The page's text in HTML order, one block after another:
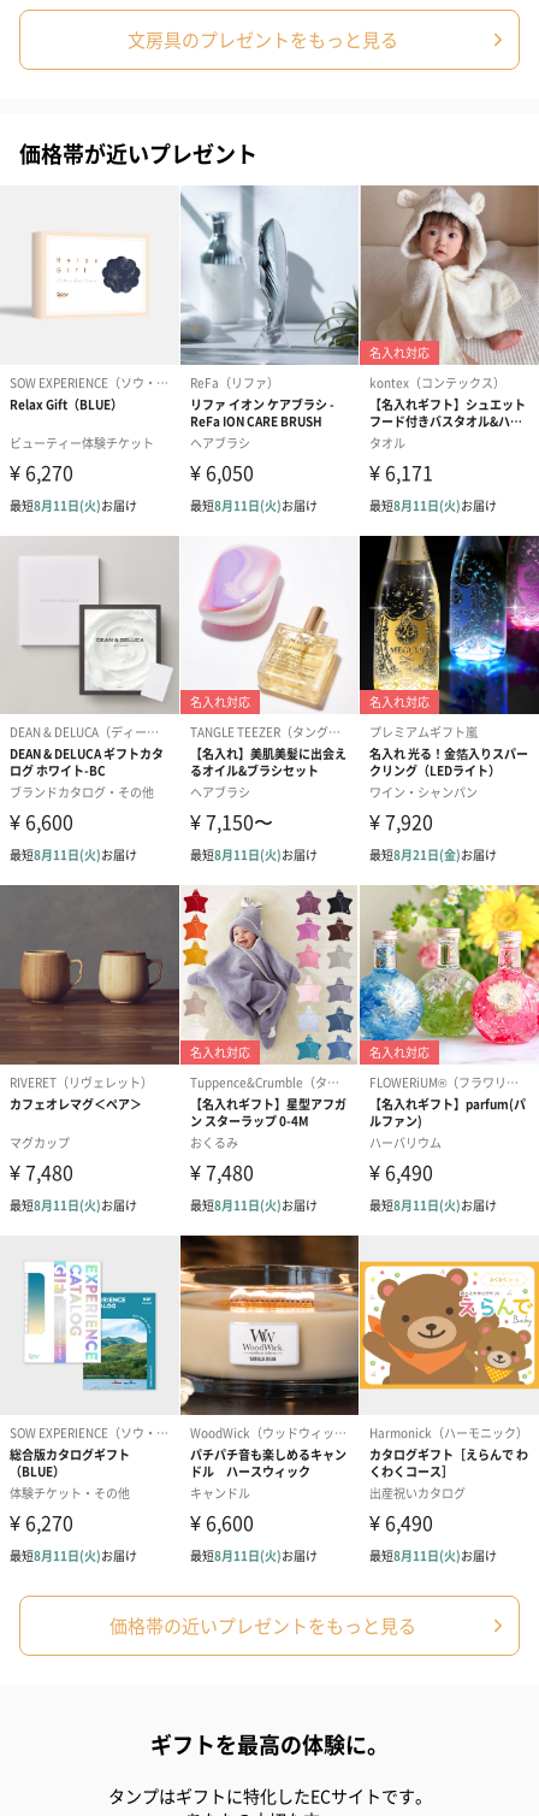
一部花材が写真と異なる場合がございます。予めご了承くださ
い。パッケージに入れてお届けします。
プリザーブドフラワー
ブーケ（ピンク）
プリザーブドフラワー
ブーケ（ブルー）
（2,580円）
アミュレット
ク）（1,500円
愛らしいぬいぐるみを同梱してお届けします。
誕生日・記念日・出産祝いなどのシーンにおすすめです。
フラワーテディベア
（2,390円）
テディベア（バニラ）
（1,760円）
テディベア（
ル）（1,760円
紅茶・コーヒー・スイーツ
紅茶・コーヒー・スイーツを同梱してお届けいたします。ギフト
への＋αにおすすめです。
アールグレイ（HAPPY
BIRTHDAY TO YOU）
（660円）
アールグレイティー
フルーツティ
スイーツ
スイーツを同梱してお届けいたします。ギフトへの＋αにおすすめ
ゼリーバウム カット
麦わらパンダバウム
3層デザート
スキンケアグッズ
文房具のプレゼントをもっと見る
価格帯が近いプレゼント
価格帯の近いプレゼントをもっと見る
ギフトを最高の体験に。
タンプはギフトに特化したECサイトです。